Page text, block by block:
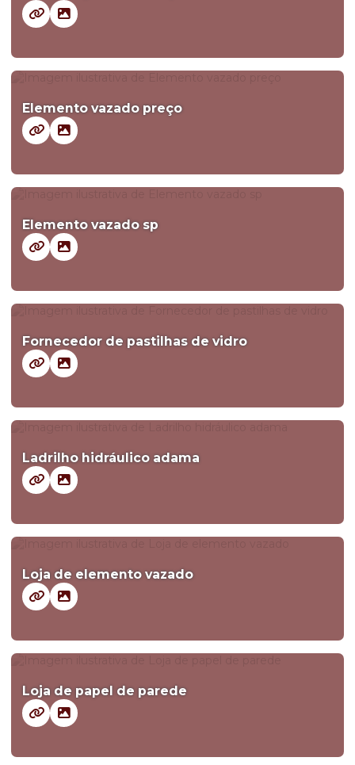
Elemento vazado preço
Elemento vazado sp
Fornecedor de pastilhas de vidro
Ladrilho hidráulico adama
Loja de elemento vazado
Loja de papel de parede